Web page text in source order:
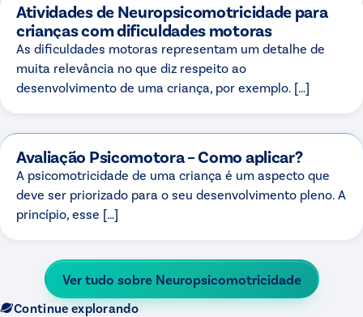
Atividades de Neuropsicomotricidade para
crianças com dificuldades motoras
As dificuldades motoras representam um detalhe de
muita relevância no que diz respeito ao
desenvolvimento de uma criança, por exemplo. […]
Avaliação Psicomotora – Como aplicar?
A psicomotricidade de uma criança é um aspecto que
deve ser priorizado para o seu desenvolvimento pleno. A
princípio, esse […]
Ver tudo sobre Neuropsicomotricidade
Continue explorando